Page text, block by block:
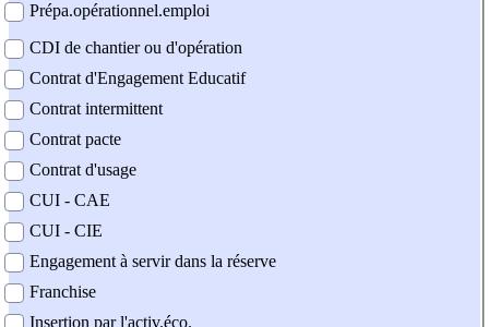
Prépa.opérationnel.emploi
CDI de chantier ou d'opération
Contrat d'Engagement Educatif
Contrat intermittent
Contrat pacte
Contrat d'usage
CUI - CAE
CUI - CIE
Engagement à servir dans la réserve
Franchise
Insertion par l'activ.éco.